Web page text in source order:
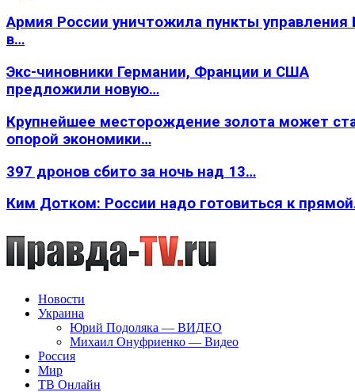
Армия России уничтожила пункты
в…
Экс-чиновники Германии, Франции и США
предложили новую…
Крупнейшее месторождение золота может
опорой экономики…
397 дронов сбито за ночь над 13…
Ким Дотком: России надо готовиться к
Новости
Украина
Юрий Подоляка — ВИДЕО
Михаил Онуфриенко — Видео
Россия
Мир
ТВ Онлайн